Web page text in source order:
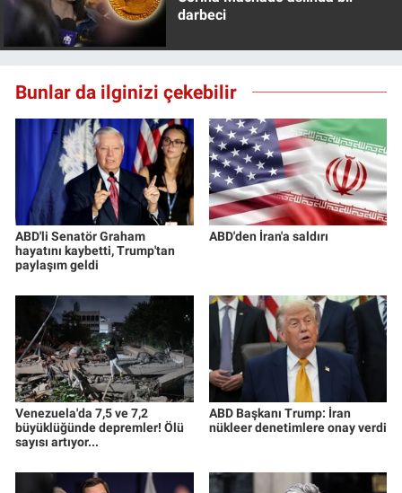
darbeci
Bunlar da ilginizi çekebilir
ABD'li Senatör Graham
hayatını kaybetti, Trump'tan
paylaşım geldi
ABD'den İran'a saldırı
Venezuela'da 7,5 ve 7,2
büyüklüğünde depremler! Ölü
sayısı artıyor...
ABD Başkanı Trump: İran
nükleer denetimlere onay verdi